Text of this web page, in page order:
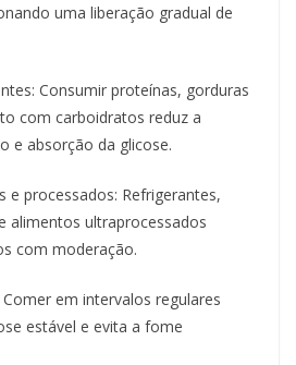
uma liberação gradual de
Consumir proteínas, gorduras
com carboidratos reduz a
e absorção da glicose.
e processados: Refrigerantes,
alimentos ultraprocessados
com moderação.
em intervalos regulares
estável e evita a fome